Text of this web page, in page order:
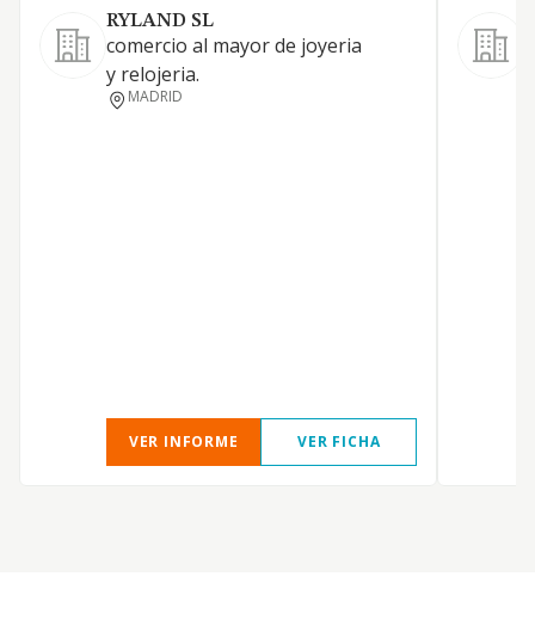
RYLAND SL
comercio al mayor de joyeria
y relojeria.
MADRID
VER INFORME VER FICHA